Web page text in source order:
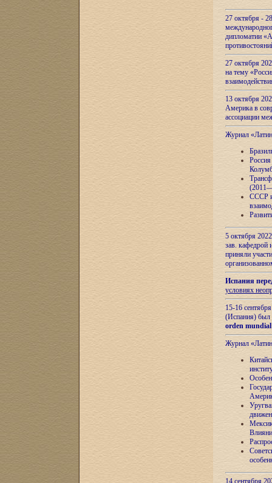
27 октября -
дипломатии
27 октября
на тему
13 октября
Америка в
ассоциации
Журнал
СССР и
5 октября
зав.
приняли
Испания
условиях
15-16
(Испания) был
orden
Журнал
14 сентября